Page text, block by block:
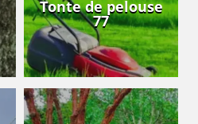
Tonte de pelouse
77